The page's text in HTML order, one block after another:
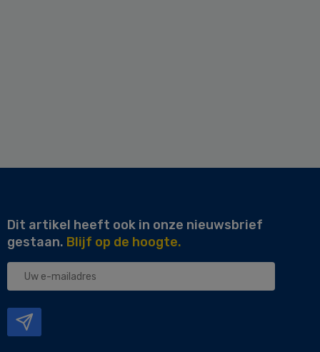
Dit artikel heeft ook in onze nieuwsbrief
gestaan. Blijf op de hoogte.
Uw